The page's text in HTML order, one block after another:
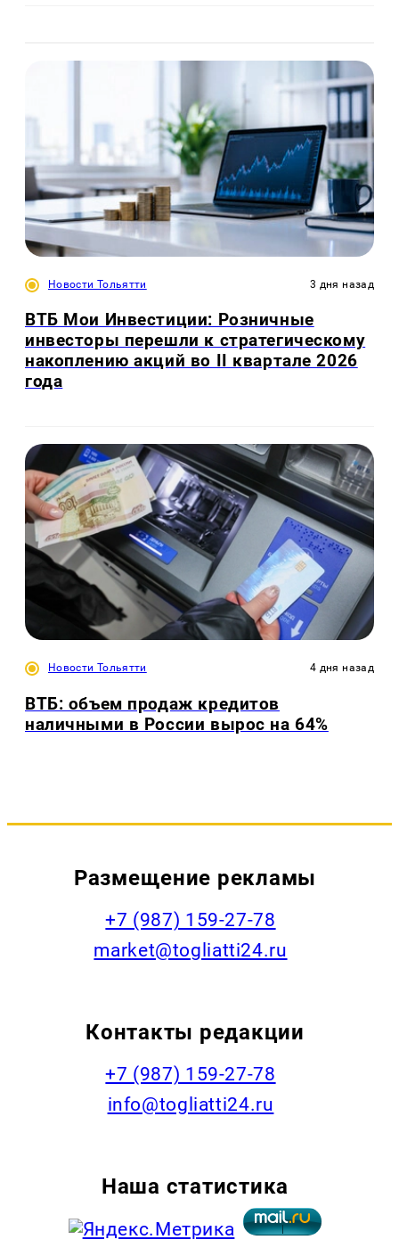
Новости Тольятти 3 дня назад
ВТБ Мои Инвестиции: Розничные
инвесторы перешли к стратегическому
накоплению акций во II квартале 2026
года
Новости Тольятти 4 дня назад
ВТБ: объем продаж кредитов
наличными в России вырос на 64%
Размещение рекламы
+7 (987) 159-27-78
market@togliatti24.ru
Контакты редакции
+7 (987) 159-27-78
info@togliatti24.ru
Наша статистика